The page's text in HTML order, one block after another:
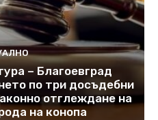
– Благоевград
по три досъдебни
отглеждане на
на конопа